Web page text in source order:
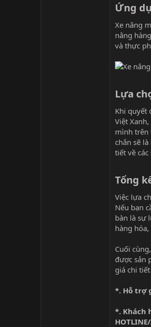
Ứng
Xe nâng
nâng
và thực
Lựa
Khi quyết
Việt
mình trên
chắn sẽ
tiết về
Tổng
Việc lựa
Nếu bạn
bàn là sự
hàng
Cuối
được sản
giá chi
*. Hỗ trợ
*. Khách